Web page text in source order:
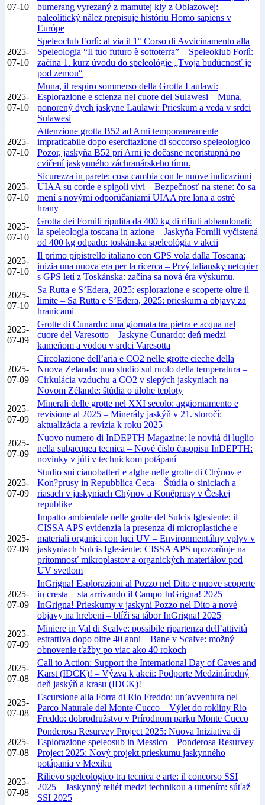
07-10
bumerang vyrezaný z mamutej kly z Oblazowej:
paleolitický nález prepisuje históriu Homo sapiens v
Európe
2025-
07-10
Speleoclub Forlì: al via il 1° Corso di Avvicinamento alla
Speleologia “Il tuo futuro è sottoterra” – Speleoklub Forlì:
začína 1. kurz úvodu do speleológie „Tvoja budúcnosť je
pod zemou“
2025-
07-10
Muna, il respiro sommerso della Grotta Laulawi:
Esplorazione e scienza nel cuore del Sulawesi – Muna,
ponorený dych jaskyne Laulawi: Prieskum a veda v srdci
Sulawesi
2025-
07-10
Attenzione grotta B52 ad Arni temporaneamente
impraticabile dopo esercitazione di soccorso speleologico –
Pozor, jaskyňa B52 pri Arni je dočasne neprístupná po
cvičení jaskynného záchranárskeho tímu.
2025-
07-10
Sicurezza in parete: cosa cambia con le nuove indicazioni
UIAA su corde e spigoli vivi – Bezpečnosť na stene: čo sa
mení s novými odporúčaniami UIAA pre lana a ostré
hrany
2025-
07-10
Grotta dei Fornili ripulita da 400 kg di rifiuti abbandonati:
la speleologia toscana in azione – Jaskyňa Fornili vyčistená
od 400 kg odpadu: toskánska speleológia v akcii
2025-
07-10
Il primo pipistrello italiano con GPS vola dalla Toscana:
inizia una nuova era per la ricerca – Prvý taliansky netopier
s GPS letí z Toskánska: začína sa nová éra výskumu.
2025-
07-10
Sa Rutta e S’Edera, 2025: esplorazione e scoperte oltre il
limite – Sa Rutta e S’Edera, 2025: prieskum a objavy za
hranicami
2025-
07-09
Grotte di Cunardo: una giornata tra pietra e acqua nel
cuore del Varesotto – Jaskyne Cunardo: deň medzi
kameňom a vodou v srdci Varesotta
2025-
07-09
Circolazione dell’aria e CO2 nelle grotte cieche della
Nuova Zelanda: uno studio sul ruolo della temperatura –
Cirkulácia vzduchu a CO2 v slepých jaskyniach na
Novom Zélande: štúdia o úlohe teploty
2025-
07-09
Minerali delle grotte nel XXI secolo: aggiornamento e
revisione al 2025 – Minerály jaskýň v 21. storočí:
aktualizácia a revízia k roku 2025
2025-
07-09
Nuovo numero di InDEPTH Magazine: le novità di luglio
nella subacquea tecnica – Nové číslo časopisu InDEPTH:
novinky v júli v technickom potápaní
2025-
07-09
Studio sui cianobatteri e alghe nelle grotte di Chýnov e
Kon?prusy in Repubblica Ceca – Štúdia o siniciach a
riasach v jaskyniach Chýnov a Koněprusy v Českej
republike
2025-
07-09
Impatto ambientale nelle grotte del Sulcis Iglesiente: il
CISSA APS evidenzia la presenza di microplastiche e
materiali organici con luci UV – Environmentálny vplyv v
jaskyniach Sulcis Iglesiente: CISSA APS upozorňuje na
prítomnosť mikroplastov a organických materiálov pod
UV svetlom
2025-
07-09
InGrigna! Esplorazioni al Pozzo nel Dito e nuove scoperte
in cresta – sta arrivando il Campo InGrigna! 2025 –
InGrigna! Prieskumy v jaskyni Pozzo nel Dito a nové
objavy na hrebeni – blíži sa tábor InGrigna! 2025
2025-
07-09
Miniere in Val di Scalve: possibile ripartenza dell’attività
estrattiva dopo oltre 40 anni – Bane v Scalve: možný
obnovenie ťažby po viac ako 40 rokoch
2025-
07-08
Call to Action: Support the International Day of Caves and
Karst (IDCK)! – Výzva k akcii: Podporte Medzinárodný
deň jaskýň a krasu (IDCK)!
2025-
07-08
Escursione alla Forra di Rio Freddo: un’avventura nel
Parco Naturale del Monte Cucco – Výlet do rokliny Rio
Freddo: dobrodružstvo v Prírodnom parku Monte Cucco
2025-
07-08
Ponderosa Resurvey Project 2025: Nuova Iniziativa di
Esplorazione speleosub in Messico – Ponderosa Resurvey
Project 2025: Nový projekt prieskumu jaskynného
potápania v Mexiku
2025-
07-08
Rilievo speleologico tra tecnica e arte: il concorso SSI
2025 – Jaskynný reliéf medzi technikou a umením: súťaž
SSI 2025